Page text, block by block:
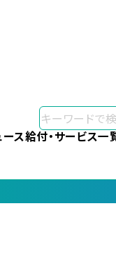
ス給付・サービス一